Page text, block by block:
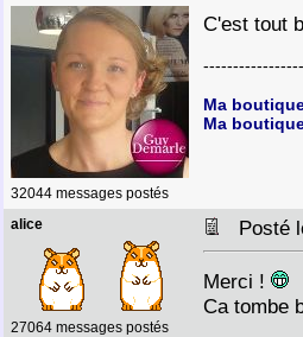
32044 messages postés
C'est tout
Ma
Ma
alice
27064 messages postés
Posté
Merci !
Ca tombe